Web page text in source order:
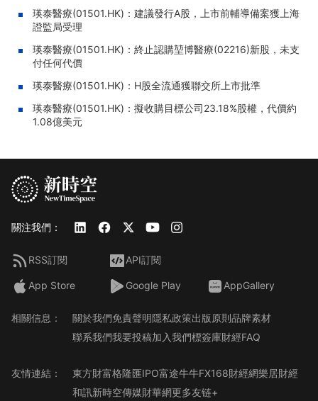
瑛泰醫療(01501.HK)：建議發行A股，上市前輔導備案獲上海
證監局受理
瑛泰醫療(01501.HK)：終止認購堃博醫療(02216)新股，未支
付任何代價
瑛泰醫療(01501.HK)：H股全流通獲聯交所上市批準
瑛泰醫療(01501.HK)：擬收購目標公司23.18%股權，代價約
1.08億美元
關注我們：
RSS訂閱 API訂閱
App Store Google Play AppGallery
相關信息： 關於我們免責聲明隱私政策出版原則品牌素材
聯系我們我要投稿加入我們標簽庫財經FAQ
友情連結： 東方財富格隆匯IPO富途牛牛FX168財經網樂居財經
和訊新時空傳媒財華網更多友链+